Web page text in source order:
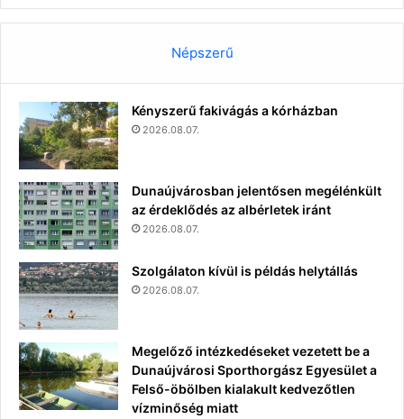
Népszerű
Kényszerű fakivágás a kórházban
2026.08.07.
Dunaújvárosban jelentősen megélénkült
az érdeklődés az albérletek iránt
2026.08.07.
Szolgálaton kívül is példás helytállás
2026.08.07.
Megelőző intézkedéseket vezetett be a
Dunaújvárosi Sporthorgász Egyesület a
Felső-öbölben kialakult kedvezőtlen
vízminőség miatt